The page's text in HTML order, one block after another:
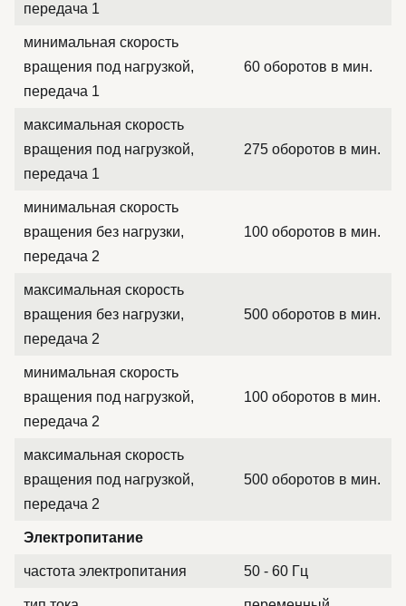
передача 1
минимальная скорость
вращения под нагрузкой,
передача 1
60 оборотов в мин.
максимальная скорость
вращения под нагрузкой,
передача 1
275 оборотов в мин.
минимальная скорость
вращения без нагрузки,
передача 2
100 оборотов в мин.
максимальная скорость
вращения без нагрузки,
передача 2
500 оборотов в мин.
минимальная скорость
вращения под нагрузкой,
передача 2
100 оборотов в мин.
максимальная скорость
вращения под нагрузкой,
передача 2
500 оборотов в мин.
Электропитание
частота электропитания 50 - 60 Гц